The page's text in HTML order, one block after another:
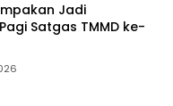
Jadi
Satgas TMMD ke-